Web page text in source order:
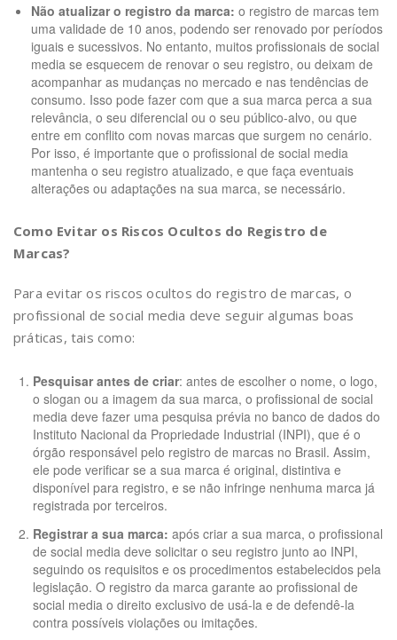
Não atualizar o registro da marca: o registro de marcas tem
uma validade de 10 anos, podendo ser renovado por períodos
iguais e sucessivos. No entanto, muitos profissionais de social
media se esquecem de renovar o seu registro, ou deixam de
acompanhar as mudanças no mercado e nas tendências de
consumo. Isso pode fazer com que a sua marca perca a sua
relevância, o seu diferencial ou o seu público-alvo, ou que
entre em conflito com novas marcas que surgem no cenário.
Por isso, é importante que o profissional de social media
mantenha o seu registro atualizado, e que faça eventuais
alterações ou adaptações na sua marca, se necessário.
Como Evitar os Riscos Ocultos do Registro de
Marcas?
Para evitar os riscos ocultos do registro de marcas, o
profissional de social media deve seguir algumas boas
práticas, tais como:
Pesquisar antes de criar: antes de escolher o nome, o logo,
o slogan ou a imagem da sua marca, o profissional de social
media deve fazer uma pesquisa prévia no banco de dados do
Instituto Nacional da Propriedade Industrial (INPI), que é o
órgão responsável pelo registro de marcas no Brasil. Assim,
ele pode verificar se a sua marca é original, distintiva e
disponível para registro, e se não infringe nenhuma marca já
registrada por terceiros.
Registrar a sua marca: após criar a sua marca, o profissional
de social media deve solicitar o seu registro junto ao INPI,
seguindo os requisitos e os procedimentos estabelecidos pela
legislação. O registro da marca garante ao profissional de
social media o direito exclusivo de usá-la e de defendê-la
contra possíveis violações ou imitações.